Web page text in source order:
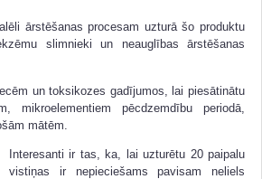
ārstēšanas procesam uzturā šo produktu
slimnieki un neauglības ārstēšanas
un toksikozes gadījumos, lai piesātinātu
mikroelementiem pēcdzemdību periodā,
mātēm.
Interesanti ir tas, ka, lai uzturētu 20 paipalu
vistiņas ir nepieciešams pavisam neliels